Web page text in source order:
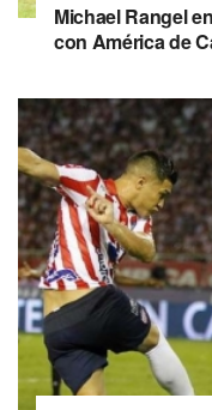
Michael Rangel
con América de